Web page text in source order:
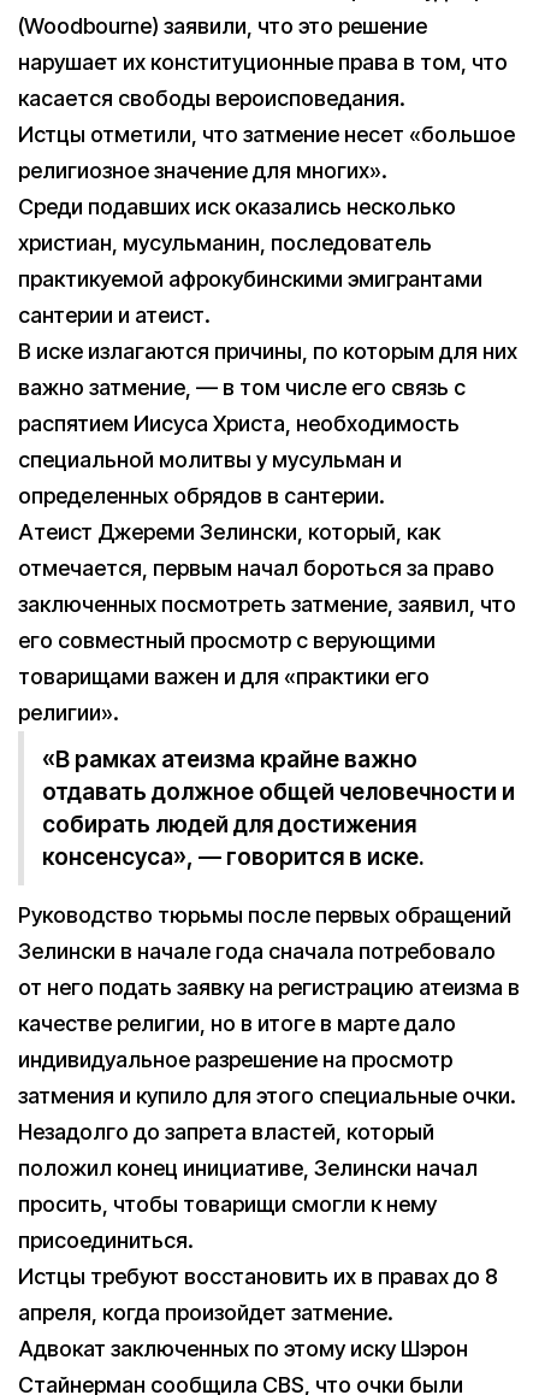
(Woodbourne) заявили, что это решение
нарушает их конституционные права в том, что
касается свободы вероисповедания.
Истцы отметили, что затмение несет «большое
религиозное значение для многих».
Среди подавших иск оказались несколько
христиан, мусульманин, последователь
практикуемой афрокубинскими эмигрантами
сантерии и атеист.
В иске излагаются причины, по которым для них
важно затмение, — в том числе его связь с
распятием Иисуса Христа, необходимость
специальной молитвы у мусульман и
определенных обрядов в сантерии.
Атеист Джереми Зелински, который, как
отмечается, первым начал бороться за право
заключенных посмотреть затмение, заявил, что
его совместный просмотр с верующими
товарищами важен и для «практики его
религии».
«В рамках атеизма крайне важно
отдавать должное общей человечности и
собирать людей для достижения
консенсуса», — говорится в иске.
Руководство тюрьмы после первых обращений
Зелински в начале года сначала потребовало
от него подать заявку на регистрацию атеизма в
качестве религии, но в итоге в марте дало
индивидуальное разрешение на просмотр
затмения и купило для этого специальные очки.
Незадолго до запрета властей, который
положил конец инициативе, Зелински начал
просить, чтобы товарищи смогли к нему
присоединиться.
Истцы требуют восстановить их в правах до 8
апреля, когда произойдет затмение.
Адвокат заключенных по этому иску Шэрон
Стайнерман сообщила CBS, что очки были